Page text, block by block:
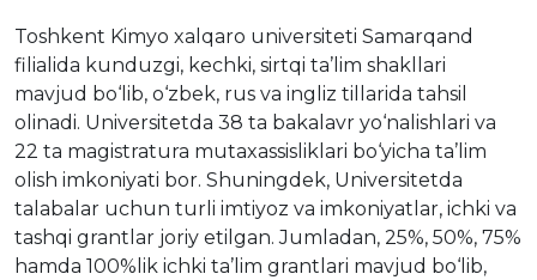
Toshkent Kimyo xalqaro universiteti Samarqand
filialida kunduzgi, kechki, sirtqi ta’lim shakllari
mavjud bo‘lib, o‘zbek, rus va ingliz tillarida tahsil
olinadi. Universitetda 38 ta bakalavr yo‘nalishlari va
22 ta magistratura mutaxassisliklari bo‘yicha ta’lim
olish imkoniyati bor. Shuningdek, Universitetda
talabalar uchun turli imtiyoz va imkoniyatlar, ichki va
tashqi grantlar joriy etilgan. Jumladan, 25%, 50%, 75%
hamda 100%lik ichki ta’lim grantlari mavjud bo‘lib,